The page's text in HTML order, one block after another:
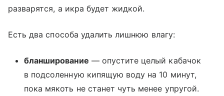
разварятся, а икра будет жидкой.
Есть два способа удалить лишнюю влагу:
бланширование — опустите целый кабачок
в подсоленную кипящую воду на 10 минут,
пока мякоть не станет чуть менее упругой.